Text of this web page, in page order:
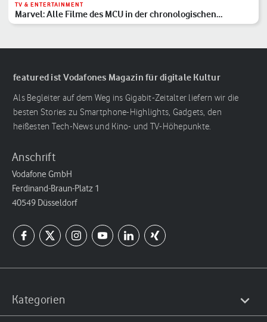
TV & ENTERTAINMENT
Marvel: Alle Filme des MCU in der chronologischen
Reihenfolge
featured ist Vodafones Magazin für digitale Kultur
Als Begleiter auf dem Weg ins Gigabit-Zeitalter liefern wir die
besten Stories zu Smartphone-Highlights, Gadgets, den
heißesten Tech-News und Kino- und TV-Höhepunkte.
Anschrift
Vodafone GmbH
Ferdinand-Braun-Platz 1
40549 Düsseldorf
Kategorien